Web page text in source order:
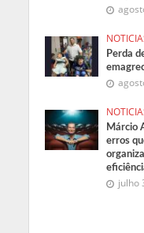
Perda
Márcio
erros
julho